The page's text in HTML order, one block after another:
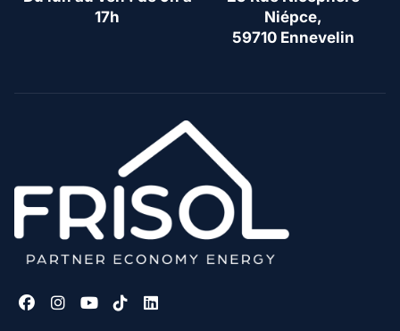
17h
Niépce,
59710 Ennevelin